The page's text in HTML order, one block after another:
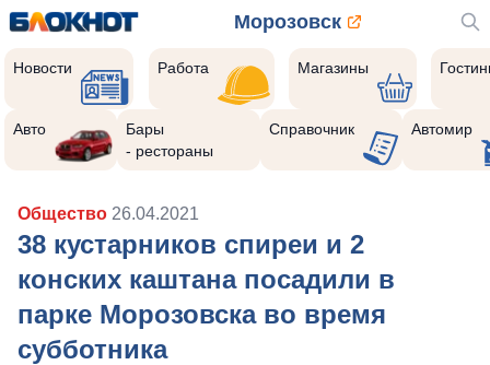
Морозовск
Новости Работа Магазины
Авто
Бары
- рестораны
Справочник Автомир
Общество 26.04.2021
38 кустарников спиреи и 2
конских каштана посадили в
парке Морозовска во время
субботника